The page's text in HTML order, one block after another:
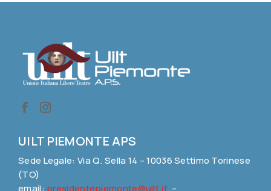
UILT PIEMONTE APS
Sede Legale: Via Q. Sella 14 – 10036 Settimo Torinese
(TO)